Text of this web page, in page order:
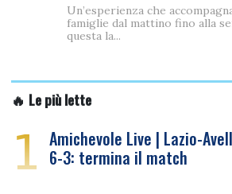
Un’esperienza che
famiglie dal mattino fino alla
questa la...
🔥 Le più lette
1 Amichevole Live | Lazio-
6-3: termina il match